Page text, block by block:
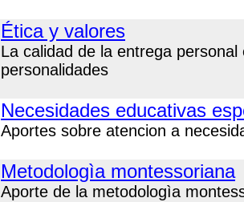
Ética y valores
La calidad de la entrega
personalidades
Necesidades educativas
Aportes sobre atencion a
Metodologìa montessoriana
Aporte de la metodologìa